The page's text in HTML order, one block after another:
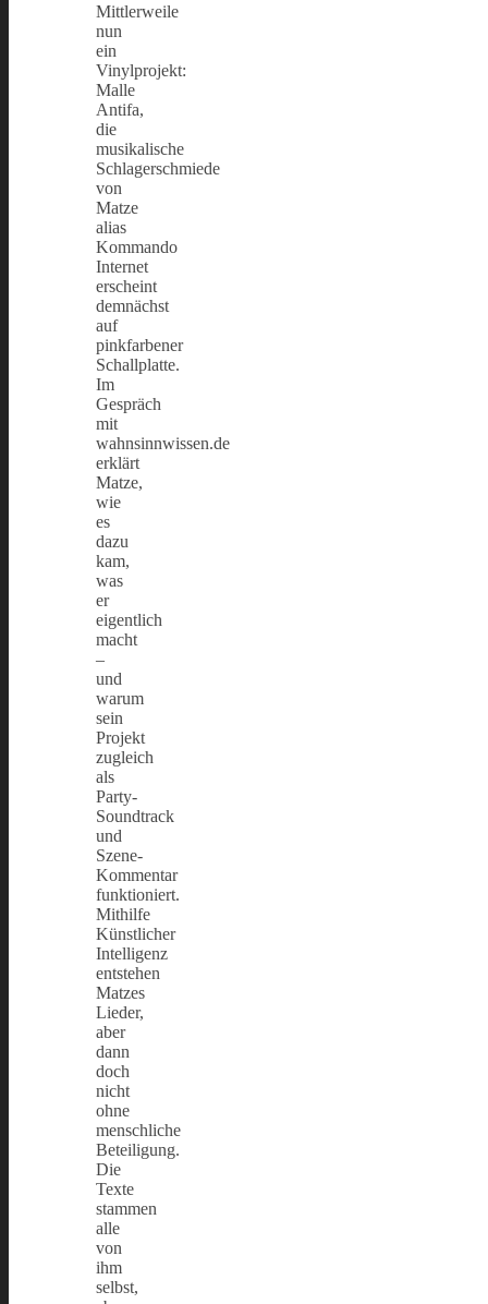
Mittlerweile
nun
ein
Vinylprojekt:
Malle
Antifa,
die
musikalische
Schlagerschmiede
von
Matze
alias
Kommando
Internet
erscheint
demnächst
auf
pinkfarbener
Schallplatte.
Im
Gespräch
mit
wahnsinnwissen.de
erklärt
Matze,
wie
es
dazu
kam,
was
er
eigentlich
macht
–
und
warum
sein
Projekt
zugleich
als
Party-
Soundtrack
und
Szene-
Kommentar
funktioniert.
Mithilfe
Künstlicher
Intelligenz
entstehen
Matzes
Lieder,
aber
dann
doch
nicht
ohne
menschliche
Beteiligung.
Die
Texte
stammen
alle
von
ihm
selbst,